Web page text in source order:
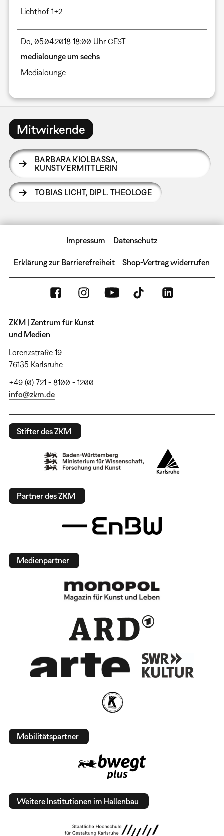
Lichthof 1+2
Do, 05.04.2018 18:00 Uhr CEST
medialounge um sechs
Medialounge
Mitwirkende
BARBARA KIOLBASSA,
KUNSTVERMITTLERIN
TOBIAS LICHT, DIPL. THEOLOGE
Impressum Datenschutz
Erklärung zur Barrierefreiheit Shop-Vertrag widerrufen
ZKM | Zentrum für Kunst
und Medien
Lorenzstraße 19
76135 Karlsruhe
+49 (0) 721 - 8100 - 1200
info@zkm.de
Stifter des ZKM
Partner des ZKM
Medienpartner
Mobilitätspartner
Weitere Institutionen im Hallenbau